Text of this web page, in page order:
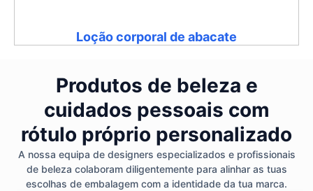
Loção corporal de abacate
Produtos de beleza e
cuidados pessoais com
rótulo próprio personalizado
A nossa equipa de designers especializados e profissionais
de beleza colaboram diligentemente para alinhar as tuas
escolhas de embalagem com a identidade da tua marca.